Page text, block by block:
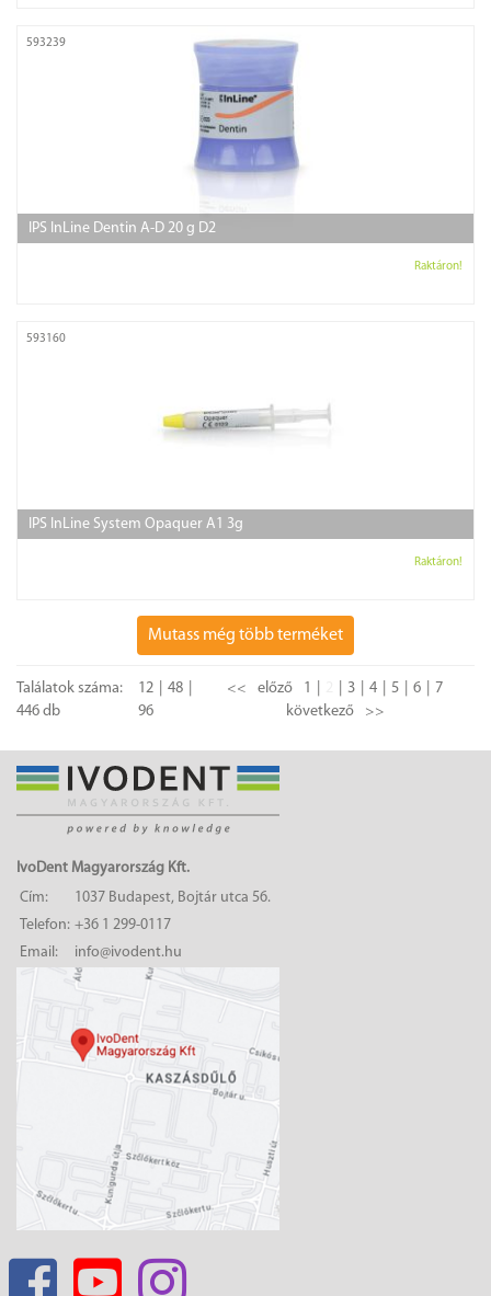
593239
IPS InLine Dentin A-D 20 g D2
Raktáron!
593160
IPS InLine System Opaquer A1 3g
Raktáron!
Mutass még több terméket
Találatok száma:
446 db
12
48
96
<< előző 1 3 4 5 6
7
következő
>>
IvoDent Magyarország Kft.
Cím:
1037 Budapest, Bojtár utca 56.
Telefon: +36 1 299-0117
Email:
info@ivodent.hu